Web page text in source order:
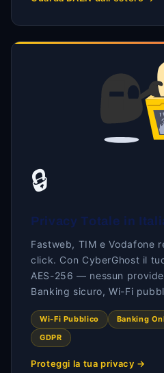
🔒
Privacy Totale in
Fastweb, TIM e Vodafone
click. Con CyberGhost il
AES-256 — nessun
Banking sicuro, Wi-Fi
Wi-Fi Pubblico Banking
GDPR
Proteggi la tua privacy →